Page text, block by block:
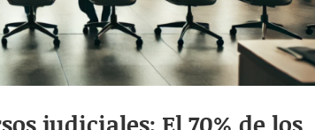
judiciales: El 70% de los